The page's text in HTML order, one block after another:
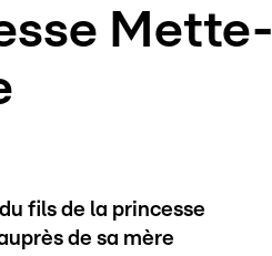
Mette-
fils de la princesse
de sa mère